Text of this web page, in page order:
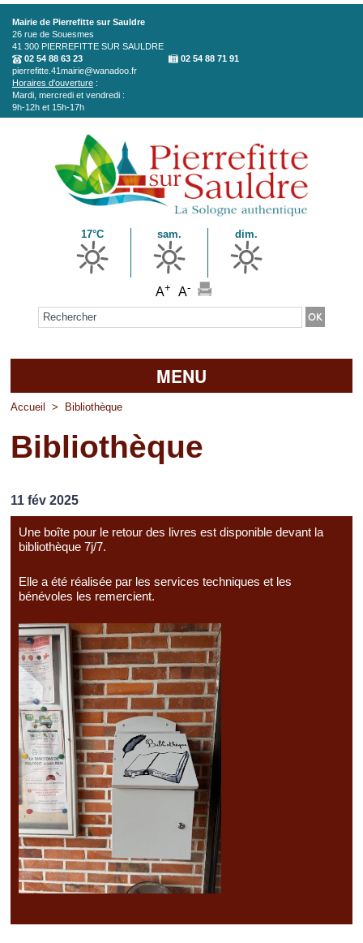
Aller au contenu principal
Mairie de Pierrefitte sur Sauldre
26 rue de Souesmes
41 300 PIERREFITTE SUR SAULDRE
02 54 88 63 23
02 54 88 71 91
pierrefitte.41mairie@wanadoo.fr
Horaires d'ouverture :
Mardi, mercredi et vendredi :
9h-12h et 15h-17h
17°C sam. dim.
A+ A-
Formulaire de recherche
MENU
Accueil
La mairie
Vie pratique
Vos professionnels
Loisirs
Accueil > Bibliothèque
Bibliothèque
11 fév 2025
Une boîte pour le retour des livres est disponible devant la
bibliothèque 7j/7.
Elle a été réalisée par les services techniques et les
bénévoles les remercient.